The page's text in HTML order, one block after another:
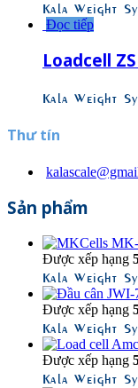
Kala Weight
Đọc tiếp
Loadcell
Kala Weight
Thư tín
Sản phẩm
Được xếp hạng
Kala Weight
Được xếp hạng
Kala Weight
Được xếp hạng
Kala Weight